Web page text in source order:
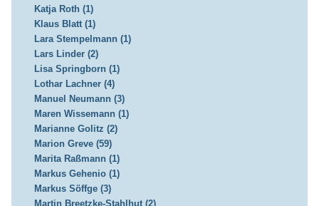
Katja Roth (1)
Klaus Blatt (1)
Lara Stempelmann (1)
Lars Linder (2)
Lisa Springborn (1)
Lothar Lachner (4)
Manuel Neumann (3)
Maren Wissemann (1)
Marianne Golitz (2)
Marion Greve (59)
Marita Raßmann (1)
Markus Gehenio (1)
Markus Söffge (3)
Martin Breetzke-Stahlhut (2)